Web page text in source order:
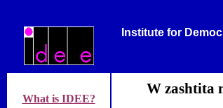
Institute for
What is IDEE?
W zashtita